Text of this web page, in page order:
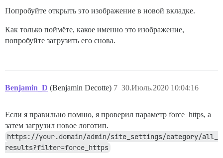
Попробуйте открыть это изображение в новой вкладке.
Как только поймёте, какое именно это изображение,
попробуйте загрузить его снова.
Benjamin_D (Benjamin Decotte) 30.Июль.2020 10:04:16
7
Если я правильно помню, я проверил параметр force_https, а
затем загрузил новое логотип.
https://your.domain/admin/site_settings/category/all_
results?filter=force_https